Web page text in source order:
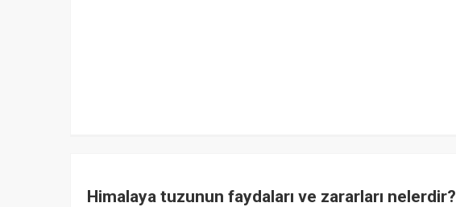
Himalaya tuzunun faydaları ve zararları nelerdir?